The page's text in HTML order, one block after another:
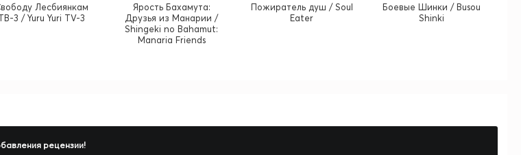
Лесбиянкам
3 / Yuru Yuri TV-3
Ярость Бахамута:
Друзья из Манарии /
Shingeki no Bahamut:
Manaria Friends
Пожиратель душ / Soul
Eater
Боевые Шинки / Busou
Shinki
рецензии!